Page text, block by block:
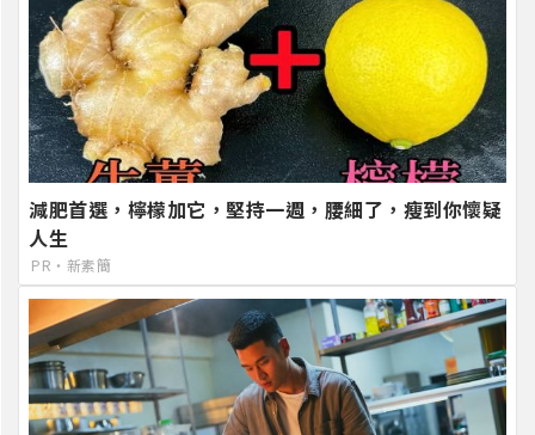
減肥首選，檸檬加它，堅持一週，腰細了，瘦到你懷疑
人生
PR・新素簡